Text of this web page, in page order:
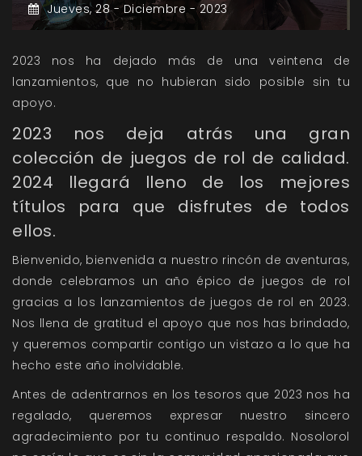
Jueves,28 -Diciembre -2023
2023 nos ha dejado más de una veintena de
lanzamientos, que no hubieran sido posible sin tu
apoyo.
2023 nos deja atrás una gran
colección de juegos de rol de calidad.
2024 llegará lleno de los mejores
títulos para que disfrutes de todos
ellos.
Bienvenido, bienvenida a nuestro rincón de aventuras,
donde celebramos un año épico de juegos de rol
gracias a los lanzamientos de juegos de rol en 2023.
Nos llena de gratitud el apoyo que nos has brindado,
y queremos compartir contigo un vistazo a lo que ha
hecho este año inolvidable.
Antes de adentrarnos en los tesoros que 2023 nos ha
regalado, queremos expresar nuestro sincero
agradecimiento por tu continuo respaldo. Nosolorol